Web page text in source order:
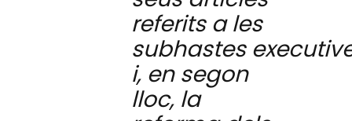
referits a les
subhastes
i, en segon
lloc, la